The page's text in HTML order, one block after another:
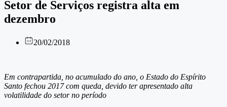
Setor de Serviços registra alta em
dezembro
20/02/2018
Em contrapartida, no acumulado do ano, o Estado do Espírito
Santo fechou 2017 com queda, devido ter apresentado alta
volatilidade do setor no período